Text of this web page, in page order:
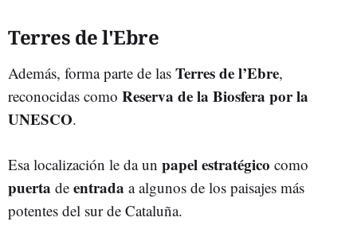
Terres de l'Ebre
Además, forma parte de las Terresde l’Ebre,
reconocidas como Reserva de la Biosfera por la
UNESCO.
Esa localización le da un papelestratégico como
puerta de entrada a algunos de los paisajes más
potentes del sur de Cataluña.